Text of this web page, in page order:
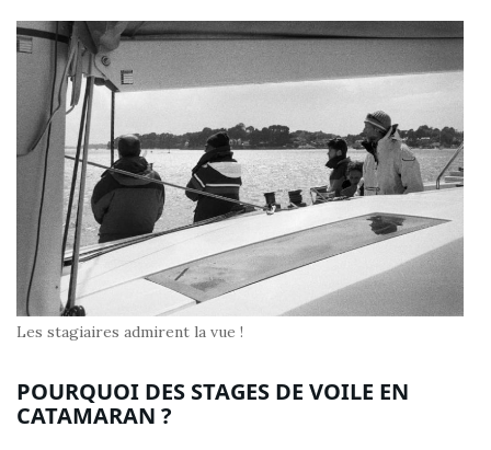
Les stagiaires admirent la vue !
POURQUOI DES STAGES DE VOILE EN
CATAMARAN ?